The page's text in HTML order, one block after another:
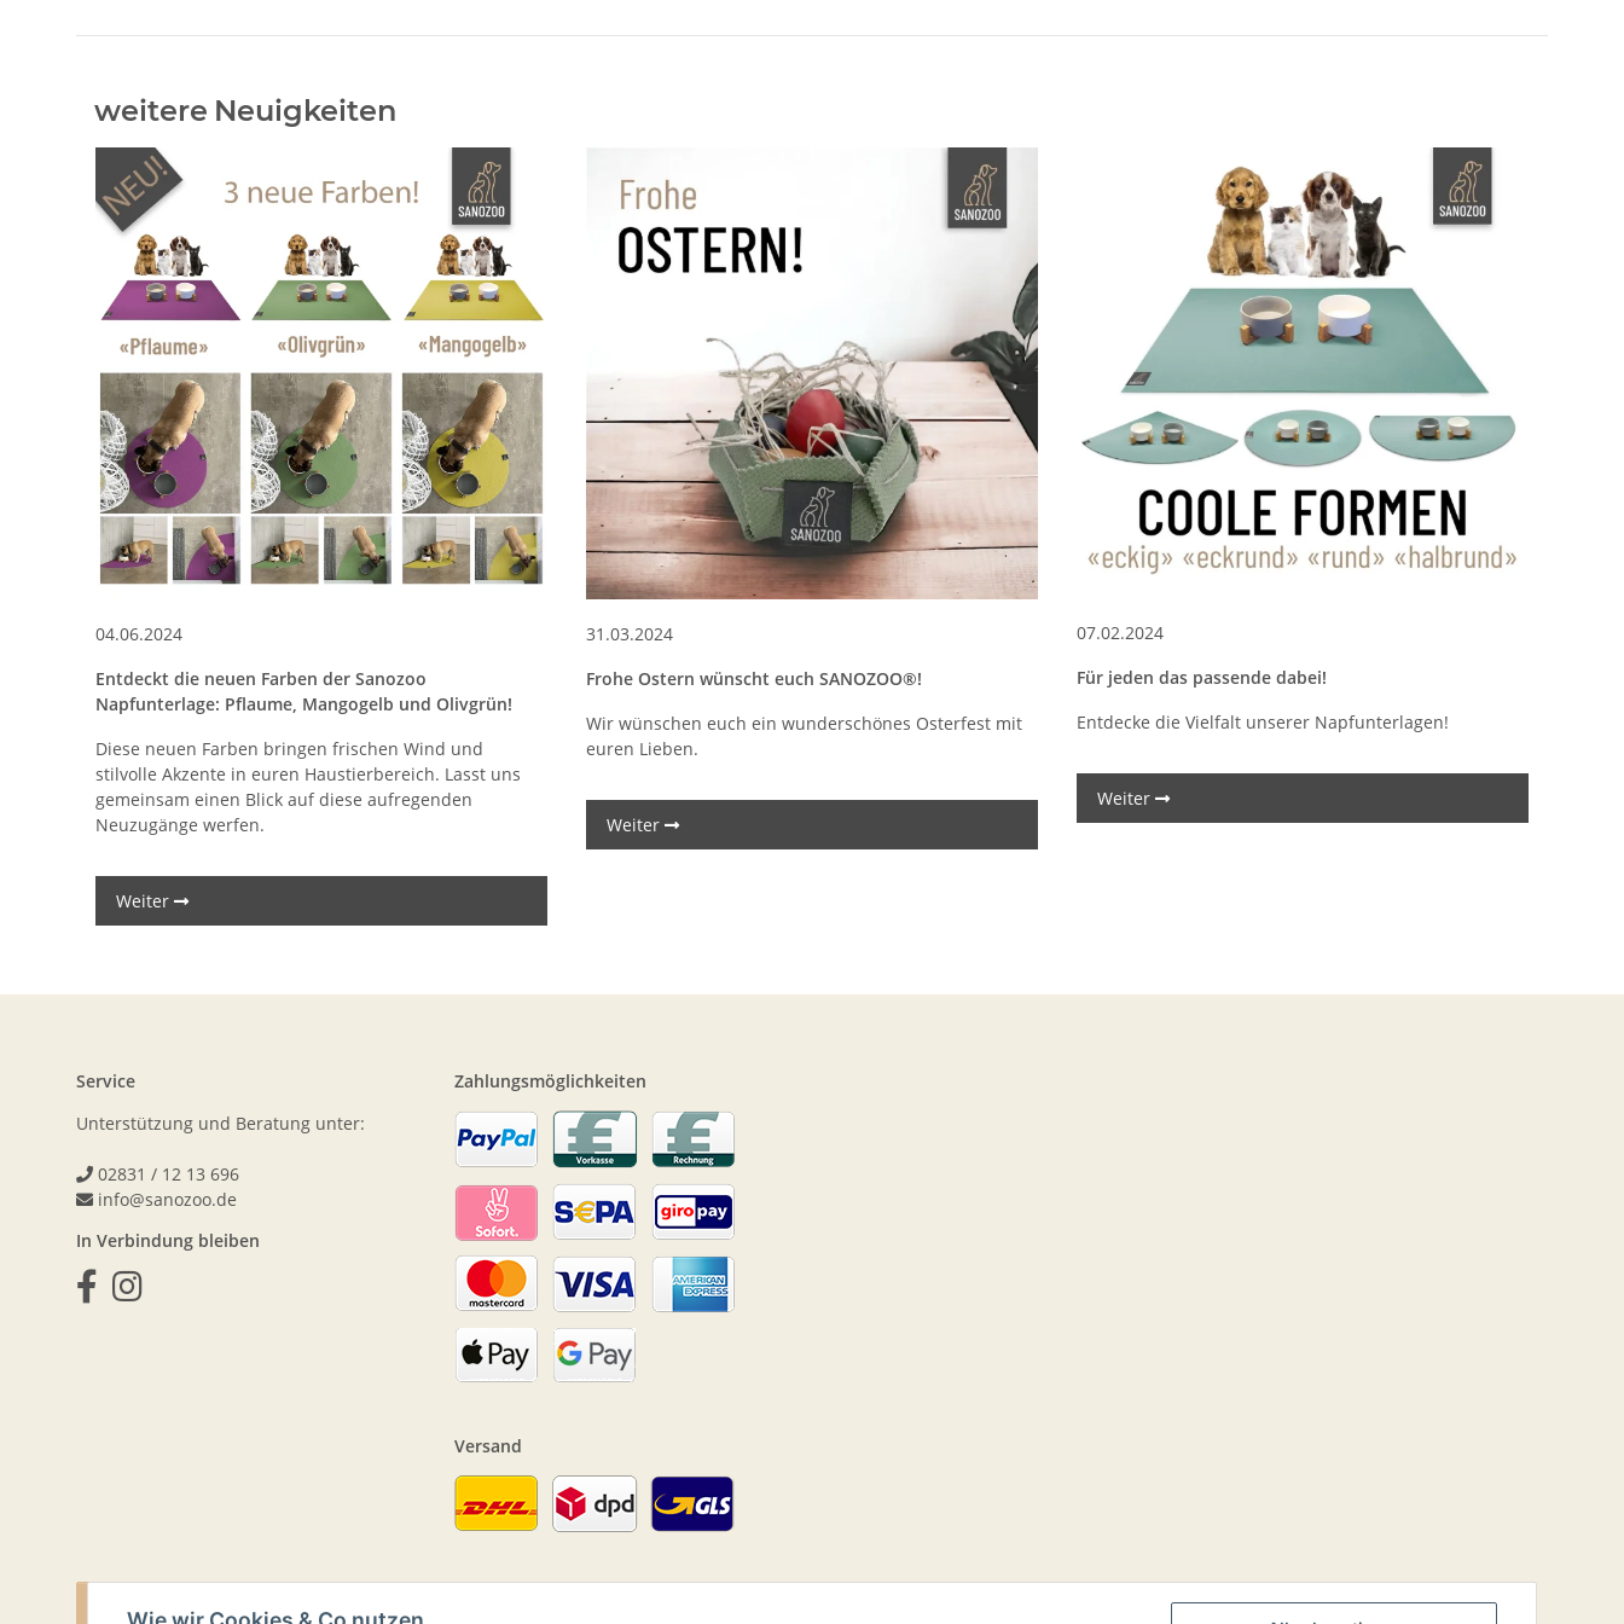
Neuigkeiten
04.06.2024
Entdeckt die neuen Farben der Sanozoo
Napfunterlage: Pflaume, Mangogelb und Olivgrün!
Diese neuen Farben bringen frischen Wind und
stilvolle Akzente in euren Haustierbereich. Lasst uns
gemeinsam einen Blick auf diese aufregenden
Neuzugänge werfen.
Weiter
31.03.2024
Frohe Ostern wünscht euch SANOZOO®!
Wir wünschen euch ein wunderschönes Osterfest mit
euren Lieben.
Weiter
07.02.2024
Für jeden das passende dabei!
Entdecke die Vielfalt unserer Napfunterlagen!
Weiter
Service
Unterstützung und Beratung unter:
02831 / 12 13 696
info@sanozoo.de
In Verbindung bleiben
Zahlungsmöglichkeiten
Versand
VERTRAG WIDERRUFEN